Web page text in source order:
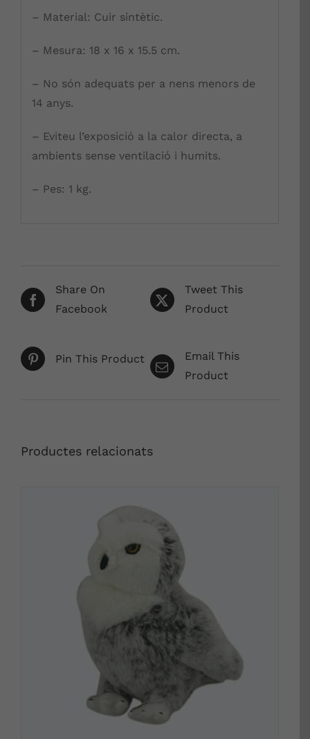
– Material: Cuir sintètic.
– Mesura: 18 x 16 x 15.5 cm.
– No són adequats per a nens menors de
14 anys.
– Eviteu l’exposició a la calor directa, a
ambients sense ventilació i humits.
– Pes: 1 kg.
Share On
Facebook
Tweet This
Product
Pin This Product
Email This
Product
Productes relacionats
DETALLS